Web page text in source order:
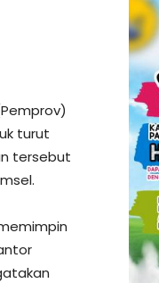
turut
tersebut